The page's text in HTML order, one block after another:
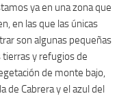
ya en una zona que
en las que las únicas
son algunas pequeñas
tierras y refugios de
de monte bajo,
de Cabrera y el azul del